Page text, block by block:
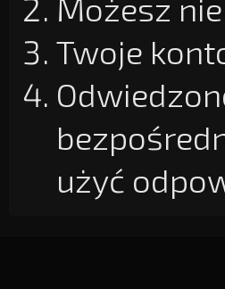
Możesz
Twoje
użyć